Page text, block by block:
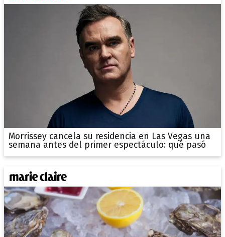
Morrissey cancela su residencia en Las Vegas una
semana antes del primer espectáculo: qué pasó